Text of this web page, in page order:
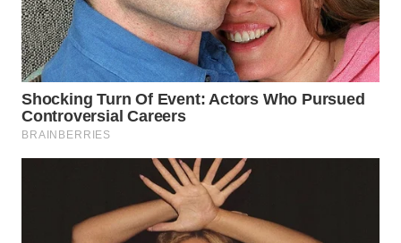
WN
MANDALIKA
WN
LIKUPANG
BORNEO